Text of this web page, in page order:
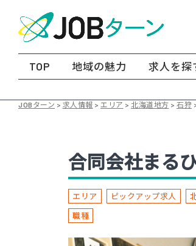
TOP 地域の魅力 求人を探
JOBターン > 求人情報 > エリア > 北海道地方 > 石狩
合同会社まる
エリア ピックアップ求人
職種